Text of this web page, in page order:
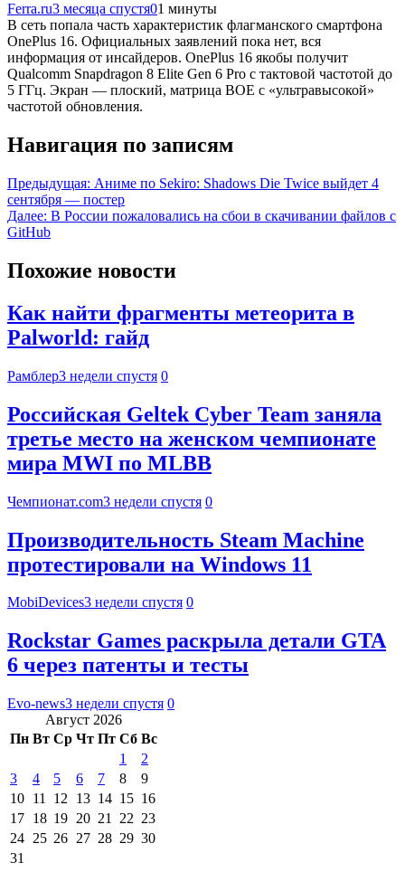
Ferra.ru3 месяца спустя01 минуты
В сеть попала часть характеристик флагманского смартфона
OnePlus 16. Официальных заявлений пока нет, вся
информация от инсайдеров. OnePlus 16 якобы получит
Qualcomm Snapdragon 8 Elite Gen 6 Pro с тактовой частотой до
5 ГГц. Экран — плоский, матрица BOE с «ультравысокой»
частотой обновления.
Навигация по записям
Предыдущая: Аниме по Sekiro: Shadows Die Twice выйдет 4
сентября — постер
Далее: В России пожаловались на сбои в скачивании файлов с
GitHub
Похожие новости
Как найти фрагменты метеорита в
Palworld: гайд
Рамблер3 недели спустя 0
Российская Geltek Cyber Team заняла
третье место на женском чемпионате
мира MWI по MLBB
Чемпионат.com3 недели спустя 0
Производительность Steam Machine
протестировали на Windows 11
MobiDevices3 недели спустя 0
Rockstar Games раскрыла детали GTA
6 через патенты и тесты
Evo-news3 недели спустя 0
Август 2026
Пн Вт Ср Чт Пт Сб Вс
1
2
3
4 5 6 7 8
9
10 11 12 13 14 15 16
17 18 19 20 21 22 23
24 25 26 27 28 29 30
31